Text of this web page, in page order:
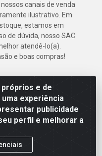
e de
experiência
publicidade
perfil e melhorar a
canais de venda
ilustrativo. Em
estamos em
de dúvida, nosso SAC
atendê-lo(a).
e boas compras!
de Morais, 2471 -
- CNPJ 24.150.377/0003-